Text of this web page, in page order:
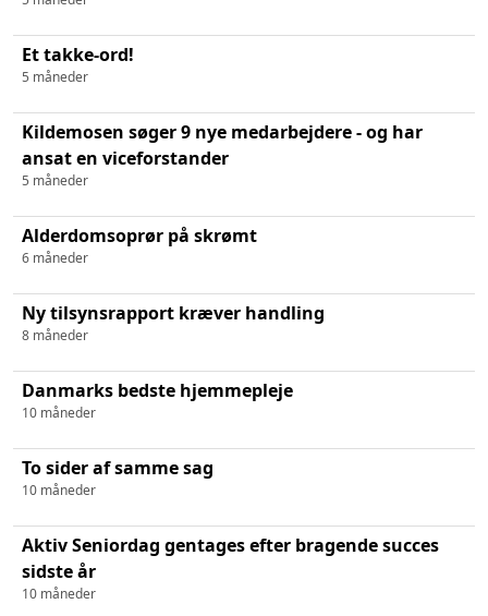
Et takke-ord!
5 måneder
Kildemosen søger 9 nye medarbejdere - og har
ansat en viceforstander
5 måneder
Alderdomsoprør på skrømt
6 måneder
Ny tilsynsrapport kræver handling
8 måneder
Danmarks bedste hjemmepleje
10 måneder
To sider af samme sag
10 måneder
Aktiv Seniordag gentages efter bragende succes
sidste år
10 måneder